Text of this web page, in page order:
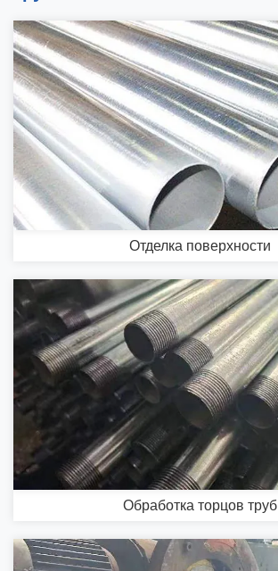
Отделка поверхности
Обработка торцов труб